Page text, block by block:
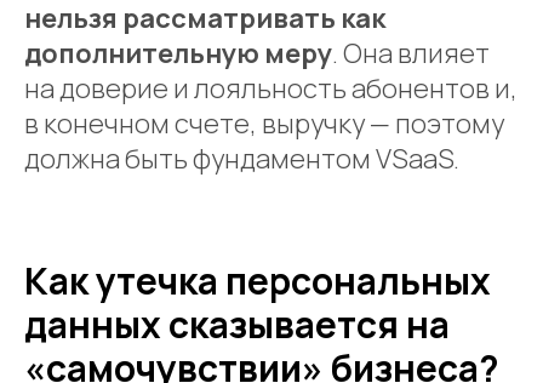
нельзя рассматривать как
дополнительную меру. Она влияет
на доверие и лояльность абонентов и,
в конечном счете, выручку — поэтому
должна быть фундаментом VSaaS.
Как утечка персональных
данных сказывается на
«самочувствии» бизнеса?